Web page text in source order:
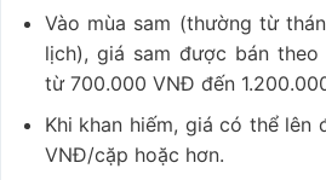
Vào mùa sam (thường từ
lịch), giá sam được bán
từ 700.000 VNĐ đến
Khi khan hiếm, giá có thể lên
VNĐ/cặp hoặc hơn.